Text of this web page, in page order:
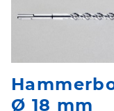
Ø 18 mm